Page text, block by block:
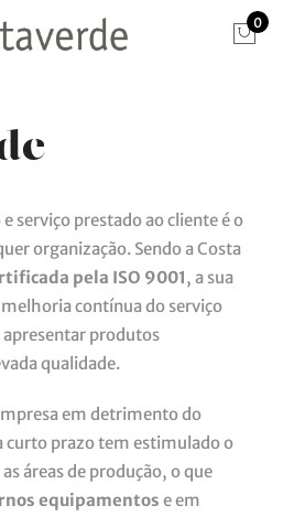
0
serviço prestado ao cliente é o
organização. Sendo a Costa
pela ISO 9001, a sua
contínua do serviço
apresentar produtos
qualidade.
em detrimento do
curto prazo tem estimulado o
áreas de produção, o que
equipamentos e em